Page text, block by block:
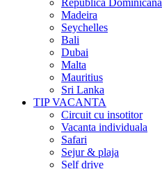
Madeira
Seychelles
Bali
Dubai
Malta
Mauritius
Sri Lanka
TIP VACANTA
Circuit cu insotitor
Vacanta individuala
Safari
Sejur & plaja
Self drive